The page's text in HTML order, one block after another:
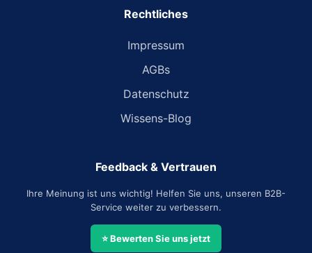
Rechtliches
Impressum
AGBs
Datenschutz
Wissens-Blog
Feedback & Vertrauen
Ihre Meinung ist uns wichtig! Helfen Sie uns, unseren B2B-
Service weiter zu verbessern.
⭐ Bewerten Sie uns jetzt